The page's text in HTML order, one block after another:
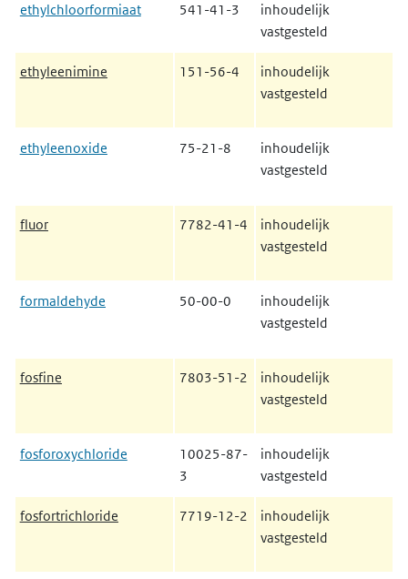
ethylchloorformiaat 541-41-3
inhoudelijk
vastgesteld
ethyleenimine 151-56-4
inhoudelijk
vastgesteld
ethyleenoxide 75-21-8
inhoudelijk
vastgesteld
fluor 7782-41-4
inhoudelijk
vastgesteld
formaldehyde 50-00-0
inhoudelijk
vastgesteld
fosfine 7803-51-2
inhoudelijk
vastgesteld
fosforoxychloride
10025-87-
3
inhoudelijk
vastgesteld
fosfortrichloride 7719-12-2
inhoudelijk
vastgesteld